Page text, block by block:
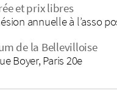
et prix libres
annuelle à l’asso
de la Bellevilloise
Boyer, Paris 20e